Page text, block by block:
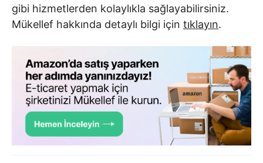
gibi hizmetlerden kolaylıkla sağlayabilirsiniz.
Mükellef hakkında detaylı bilgi için tıklayın.